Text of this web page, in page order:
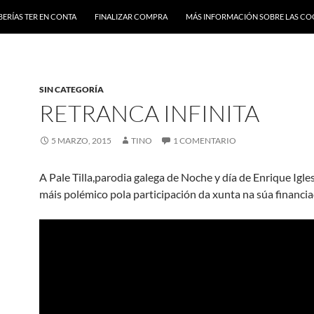
TER EN CONTA FINALIZAR COMPRA MÁS INFORMACIÓN SOBRE LAS
SIN CATEGORÍA
RETRANCA INFINITA
5 MARZO, 2015 TINO 1 COMENTARIO
A Pale Tilla,parodia galega de Noche y día de Enrique
máis polémico pola participación da xunta na súa